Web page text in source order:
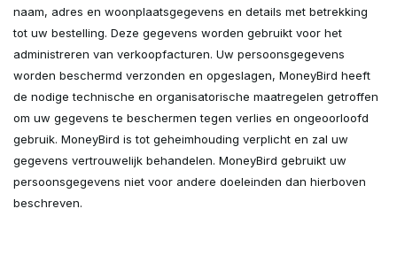
naam, adres en woonplaatsgegevens en details met betrekking
tot uw bestelling. Deze gegevens worden gebruikt voor het
administreren van verkoopfacturen. Uw persoonsgegevens
worden beschermd verzonden en opgeslagen, MoneyBird heeft
de nodige technische en organisatorische maatregelen getroffen
om uw gegevens te beschermen tegen verlies en ongeoorloofd
gebruik. MoneyBird is tot geheimhouding verplicht en zal uw
gegevens vertrouwelijk behandelen. MoneyBird gebruikt uw
persoonsgegevens niet voor andere doeleinden dan hierboven
beschreven.